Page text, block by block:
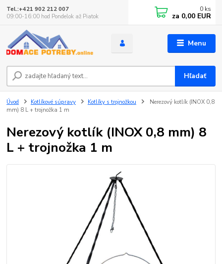
Menu
Hľadať
Tel.:+421 902 212 007
09:00-16:00 hod Pondelok až Piatok
0 ks
za 0,00 EUR
Úvod Kotlíkové súpravy Kotlíky s trojnožkou
Nerezový kotlík (INOX 0,8
mm) 8 L + trojnožka 1 m
Nerezový kotlík (INOX 0,8 mm) 8
L + trojnožka 1 m